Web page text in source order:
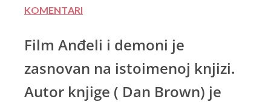
KOMENTARI
Film Anđeli i demoni je
zasnovan na istoimenoj knjizi.
Autor knjige ( Dan Brown) je